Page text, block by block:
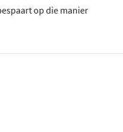
op die manier